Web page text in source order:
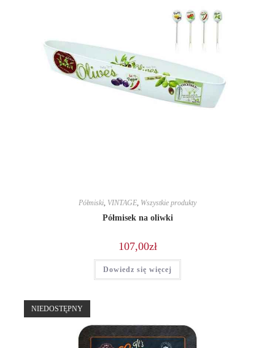
Półmiski, VINTAGE, Wszystkie produkty
Półmisek na oliwki
107,00zł
Dowiedz się więcej
NIEDOSTĘPNY